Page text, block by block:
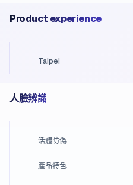
Product experience
Taipei
人臉辨識
活體防偽
產品特色